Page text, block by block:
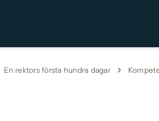
En rektors första hundra dagar